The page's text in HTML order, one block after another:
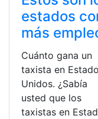
estados
más
Cuánto gana un
taxista en
Unidos. ¿Sabía
usted que los
taxistas en